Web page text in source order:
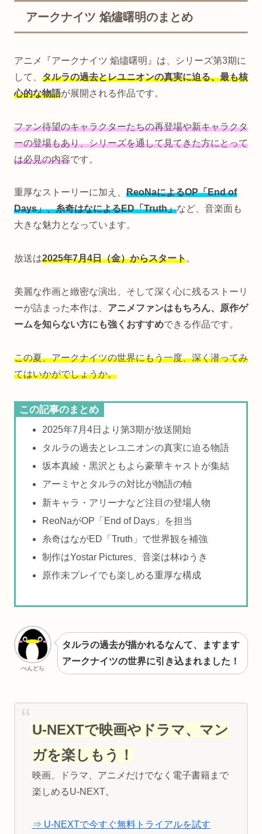
アークナイツ 焔燼曙明のまとめ
アニメ『アークナイツ 焔燼曙明』は、シリーズ第3期に
して、 タルラの過去とレユニオンの真実に迫る、最も核
心的な物語が展開される作品です。
ファン待望のキャラクターたちの再登場や新キャラクタ
ーの登場もあり、シリーズを通して見てきた方にとって
は必見の内容です。
重厚なストーリーに加え、 ReoNaによるOP「End of
Days」、糸奇はなによるED「Truth」など、音楽面も
大きな魅力となっています。
放送は2025年7月4日（金）からスタート。
美麗な作画と緻密な演出、そして深く心に残るストーリ
ーが詰まった本作は、 アニメファンはもちろん、原作ゲ
ームを知らない方にも強くおすすめできる作品です。
この夏、アークナイツの世界にもう一度、深く潜ってみ
てはいかがでしょうか。
この記事のまとめ
2025年7月4日より第3期が放送開始
タルラの過去とレユニオンの真実に迫る物語
坂本真綾・黒沢ともよら豪華キャストが集結
アーミヤとタルラの対比が物語の軸
新キャラ・アリーナなど注目の登場人物
ReoNaがOP「End of Days」を担当
糸奇はながED「Truth」で世界観を補強
制作はYostar Pictures、音楽は林ゆうき
原作未プレイでも楽しめる重厚な構成
ぺんどら
タルラの過去が描かれるなんて、ますます
アークナイツの世界に引き込まれました！
U-NEXTで映画やドラマ、マン
ガを楽しもう！
映画、ドラマ、アニメだけでなく電子書籍まで
楽しめるU-NEXT。
⇒ U-NEXTで今すぐ無料トライアルを試す